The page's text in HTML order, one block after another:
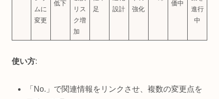
ムに
変更
低下
リス
ク増
加
足
設計
強化
価中
進行
中
使い方:
「No.」で関連情報をリンクさせ、複数の変更点を